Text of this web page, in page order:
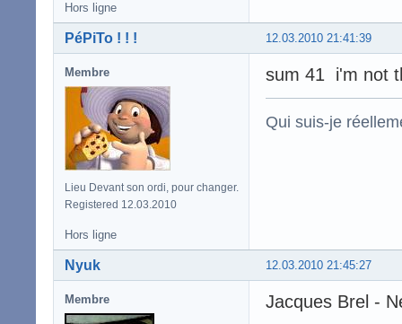
Hors ligne
12.03.2010 21:41:39
PéPiTo ! ! !
Membre
Lieu Devant son ordi, pour changer.
Registered 12.03.2010
sum 41 i'm not
Qui suis-je
Hors ligne
12.03.2010 21:45:27
Nyuk
Membre Jacques Brel -